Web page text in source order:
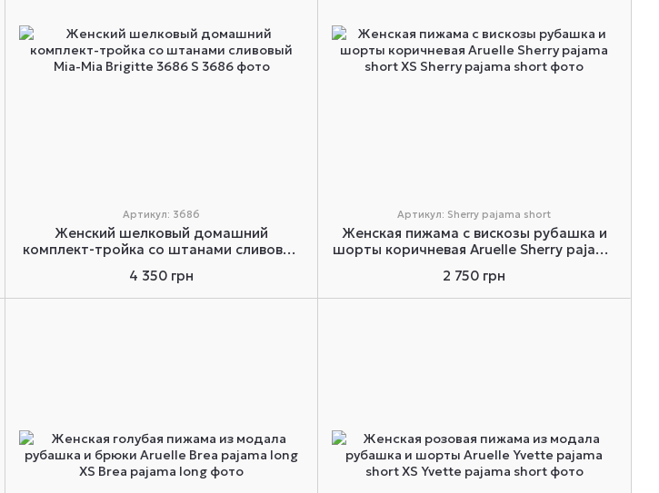
Артикул: 3686
Женский шелковый домашний
комплект-тройка со штанами сливовый
4 350 грн
Артикул: Sherry pajama short
Женская пижама с вискозы рубашка и
шорты коричневая Aruelle Sherry pajama
2 750 грн